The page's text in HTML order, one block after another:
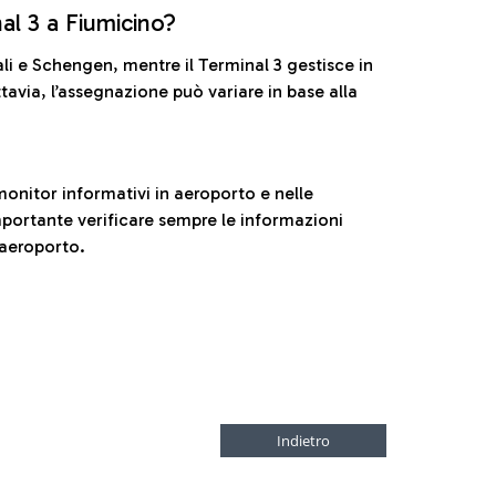
3 a Fiumicino?
e Schengen, mentre il Terminal 3 gestisce in
l’assegnazione può variare in base alla
informativi in aeroporto e nelle
verificare sempre le informazioni